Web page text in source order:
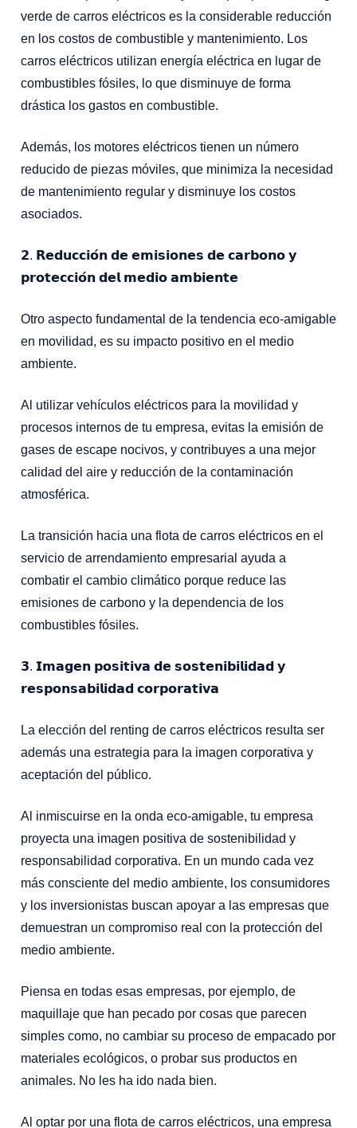
verde de carros eléctricos es la considerable reducción
en los costos de combustible y mantenimiento. Los
carros eléctricos utilizan energía eléctrica en lugar de
combustibles fósiles, lo que disminuye de forma
drástica los gastos en combustible.
Además, los motores eléctricos tienen un número
reducido de piezas móviles, que minimiza la necesidad
de mantenimiento regular y disminuye los costos
asociados.⁣
𝟮. 𝗥𝗲𝗱𝘂𝗰𝗰𝗶𝗼́𝗻 𝗱𝗲 𝗲𝗺𝗶𝘀𝗶𝗼𝗻𝗲𝘀 𝗱𝗲 𝗰𝗮𝗿𝗯𝗼𝗻𝗼 𝘆
𝗽𝗿𝗼𝘁𝗲𝗰𝗰𝗶𝗼́𝗻 𝗱𝗲𝗹 𝗺𝗲𝗱𝗶𝗼 𝗮𝗺𝗯𝗶𝗲𝗻𝘁𝗲⁣
Otro aspecto fundamental de la tendencia eco-amigable
en movilidad, es su impacto positivo en el medio
ambiente.
Al utilizar vehículos eléctricos para la movilidad y
procesos internos de tu empresa, evitas la emisión de
gases de escape nocivos, y contribuyes a una mejor
calidad del aire y reducción de la contaminación
atmosférica.
La transición hacia una flota de carros eléctricos en el
servicio de arrendamiento empresarial ayuda a
combatir el cambio climático porque reduce las
emisiones de carbono y la dependencia de los
combustibles fósiles.⁣
𝟯. 𝗜𝗺𝗮𝗴𝗲𝗻 𝗽𝗼𝘀𝗶𝘁𝗶𝘃𝗮 𝗱𝗲 𝘀𝗼𝘀𝘁𝗲𝗻𝗶𝗯𝗶𝗹𝗶𝗱𝗮𝗱 𝘆
𝗿𝗲𝘀𝗽𝗼𝗻𝘀𝗮𝗯𝗶𝗹𝗶𝗱𝗮𝗱 𝗰𝗼𝗿𝗽𝗼𝗿𝗮𝘁𝗶𝘃𝗮⁣
La elección del renting de carros eléctricos resulta ser
además una estrategia para la imagen corporativa y
aceptación del público.
Al inmiscuirse en la onda eco-amigable, tu empresa
proyecta una imagen positiva de sostenibilidad y
responsabilidad corporativa. En un mundo cada vez
más consciente del medio ambiente, los consumidores
y los inversionistas buscan apoyar a las empresas que
demuestran un compromiso real con la protección del
medio ambiente.
Piensa en todas esas empresas, por ejemplo, de
maquillaje que han pecado por cosas que parecen
simples como, no cambiar su proceso de empacado por
materiales ecológicos, o probar sus productos en
animales. No les ha ido nada bien.
Al optar por una flota de carros eléctricos, una empresa